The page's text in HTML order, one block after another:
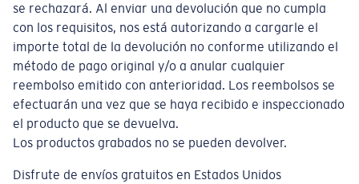
se rechazará. Al enviar una devolución que no cumpla
con los requisitos, nos está autorizando a cargarle el
importe total de la devolución no conforme utilizando el
método de pago original y/o a anular cualquier
reembolso emitido con anterioridad. Los reembolsos se
efectuarán una vez que se haya recibido e inspeccionado
el producto que se devuelva.
Los productos grabados no se pueden devolver.
Disfrute de envíos gratuitos en Estados Unidos